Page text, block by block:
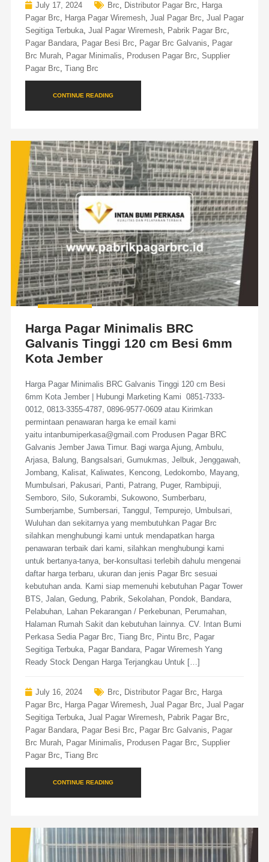
July 17, 2024 Brc, Distributor Pagar Brc, Harga
Pagar Brc, Harga Pagar Wiremesh, Jual Pagar Brc, Jual Pagar
Segitiga Terbuka, Jual Pagar Wiremesh, Pabrik Pagar Brc,
Pagar Bandara, Pagar Besi Brc, Pagar Brc Galvanis, Pagar
Brc Murah, Pagar Minimalis, Produsen Pagar Brc, Supplier
Pagar Brc, Tiang Brc
CONTINUE READING
Harga Pagar Minimalis BRC
Galvanis Tinggi 120 cm Besi 6mm
Kota Jember
Harga Pagar Minimalis BRC Galvanis Tinggi 120 cm Besi
6mm Kota Jember | Hubungi Marketing Kami 0851-7333-
0012, 0813-3355-4787, 0896-9577-0609 atau Kirimkan
permintaan penawaran harga ke email kami
yaitu intanbumiperkasa@gmail.com Produsen Pagar BRC
Galvanis Jember Jawa Timur. Bagi warga Ajung, Ambulu,
Arjasa, Balung, Bangsalsari, Gumukmas, Jelbuk, Jenggawah,
Jombang, Kalisat, Kaliwates, Kencong, Ledokombo, Mayang,
Mumbulsari, Pakusari, Panti, Patrang, Puger, Rambipuji,
Semboro, Silo, Sukorambi, Sukowono, Sumberbaru,
Sumberjambe, Sumbersari, Tanggul, Tempurejo, Umbulsari,
Wuluhan dan sekitarnya yang membutuhkan Pagar Brc
silahkan menghubungi kami untuk mendapatkan harga
penawaran terbaik dari kami, silahkan menghubungi kami
untuk bertanya-tanya, ber-konsultasi terlebih dahulu mengenai
daftar harga terbaru, ukuran dan jenis Pagar Brc sesuai
kebutuhan anda. Kami siap memenuhi kebutuhan Pagar Tower
BTS, Jalan, Gedung, Pabrik, Sekolahan, Pondok, Bandara,
Pelabuhan, Lahan Pekarangan / Perkebunan, Perumahan,
Halaman Rumah Sakit dan kebutuhan lainnya. CV. Intan Bumi
Perkasa Sedia Pagar Brc, Tiang Brc, Pintu Brc, Pagar
Segitiga Terbuka, Pagar Bandara, Pagar Wiremesh Yang
Ready Stock Dengan Harga Terjangkau Untuk […]
July 16, 2024 Brc Distributor Pagar Brc
Harga
Pagar Brc
Harga Pagar Wiremesh, Jual Pagar Brc Jual Pagar
Segitiga Terbuka, Jual Pagar Wiremesh, Pabrik Pagar Brc
Pagar Bandara, Pagar Besi Brc Pagar Brc Galvanis
Pagar
Brc Murah, Pagar Minimalis Produsen Pagar Brc Supplier
Pagar Brc Tiang Brc
CONTINUE READING